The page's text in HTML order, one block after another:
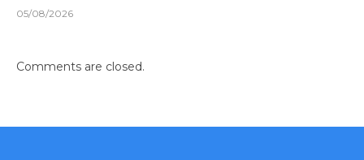
05/08/2026
Comments are closed.